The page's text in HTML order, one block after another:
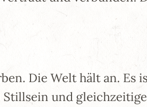
Die Welt hält an.
und